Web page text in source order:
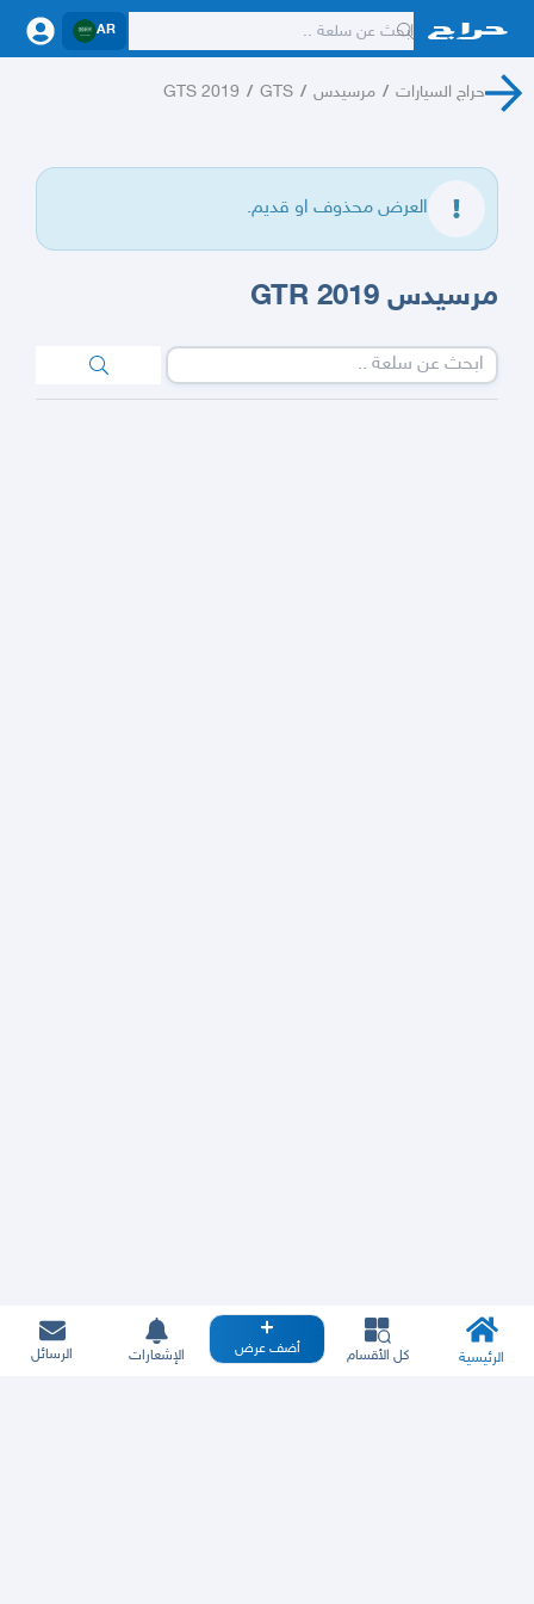
AR
حراج السيارات / مرسيدس /
GTS
/
GTS 2019
العرض محذوف او قديم.
مرسيدس GTR 2019
الرئيسية كل الأقسام أضف عرض الإشعارات الرسائل